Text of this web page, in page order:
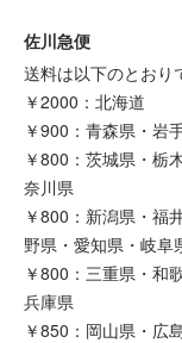
佐川急便
送料は以下のとおり
￥2000：北海道
￥900：青森県・岩
￥800：茨城県・栃
奈川県
￥800：新潟県・福
野県・愛知県・岐阜
￥800：三重県・和
兵庫県
￥850：岡山県・広